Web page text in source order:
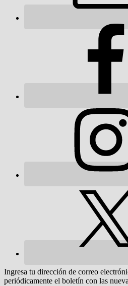
Ingresa tu dirección de correo
periódicamente el boletín con las